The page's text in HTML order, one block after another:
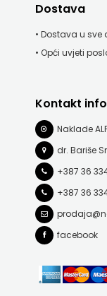
IZADAVAŠTVO
KONCEPT
KRŠĆANSKA
SADAŠNJOST
KYRIOS
LIJEPA
RIJEČ
MATICA
Dostava
• Dostava u sve
• Opći uvjeti
Kontakt info
Naklade
dr. Bariše
+387 36
+387 36
facebook